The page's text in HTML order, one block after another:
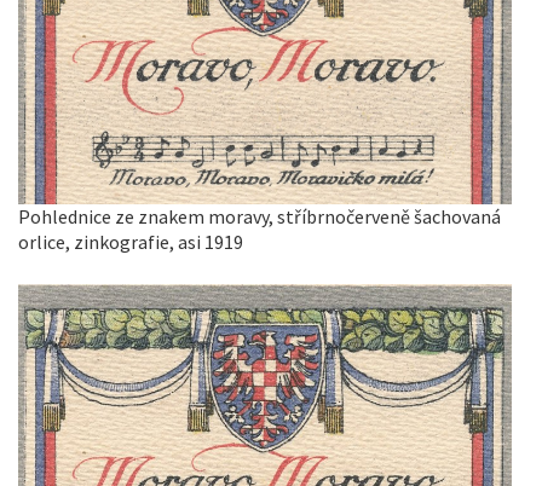
Pohlednice ze znakem moravy, stříbrnočerveně šachovaná
orlice, zinkografie, asi 1919